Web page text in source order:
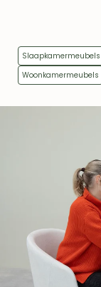
Slaapkamermeubels
Woonkamermeubels